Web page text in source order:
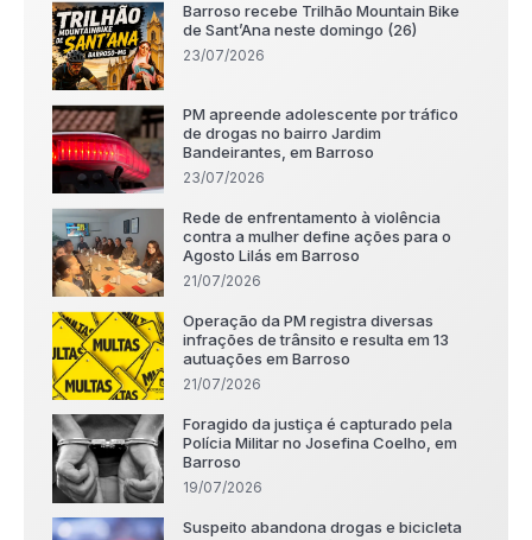
Barroso recebe Trilhão Mountain Bike
de Sant’Ana neste domingo (26)
23/07/2026
PM apreende adolescente por tráfico
de drogas no bairro Jardim
Bandeirantes, em Barroso
23/07/2026
Rede de enfrentamento à violência
contra a mulher define ações para o
Agosto Lilás em Barroso
21/07/2026
Operação da PM registra diversas
infrações de trânsito e resulta em 13
autuações em Barroso
21/07/2026
Foragido da justiça é capturado pela
Polícia Militar no Josefina Coelho, em
Barroso
19/07/2026
Suspeito abandona drogas e bicicleta